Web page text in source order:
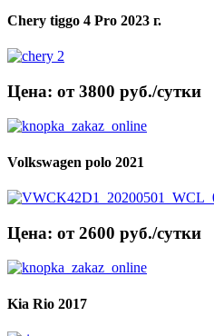
Chery tiggo 4 Pro 2023 г.
Цена: от 3800 руб./сутки
Volkswagen polo 2021
Цена: от 2600 руб./сутки
Kia Rio 2017